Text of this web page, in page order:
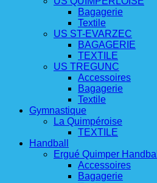
Bagagerie
Textile
US ST-EVARZEC
BAGAGERIE
TEXTILE
US TREGUNC
Accessoires
Bagagerie
Textile
Gymnastique
La Quimpéroise
TEXTILE
Handball
Ergué Quimper Handball
Accessoires
Bagagerie